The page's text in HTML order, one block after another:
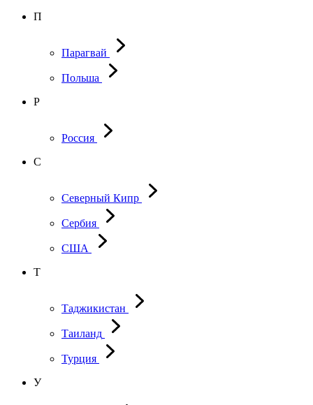
П
Парагвай
Польша
Р
Россия
С
Северный Кипр
Сербия
США
Т
Таджикистан
Таиланд
Турция
У